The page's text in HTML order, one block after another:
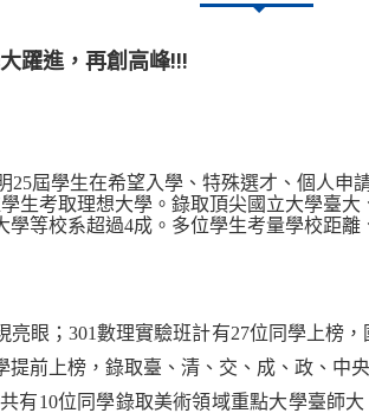
躍進，再創高峰!!!
25屆學生在希望入學、特殊選才、個人申
生考取理想大學。錄取頂尖國立大學臺
學等校系超過4成。多位學生考量學校距
亮眼；301數理實驗班計有27位同學上榜，
提前上榜，錄取臺、清、交、成、政、中
有10位同學錄取美術領域重點大學臺師